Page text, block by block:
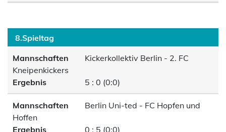
8.Spieltag
Mannschaften
Kickerkollektiv Berlin - 2. FC
Kneipenkickers
Ergebnis
5 : 0 (0:0)
Mannschaften
Berlin Uni-ted - FC Hopfen und
Hoffen
Ergebnis
0 : 5 (0:0)